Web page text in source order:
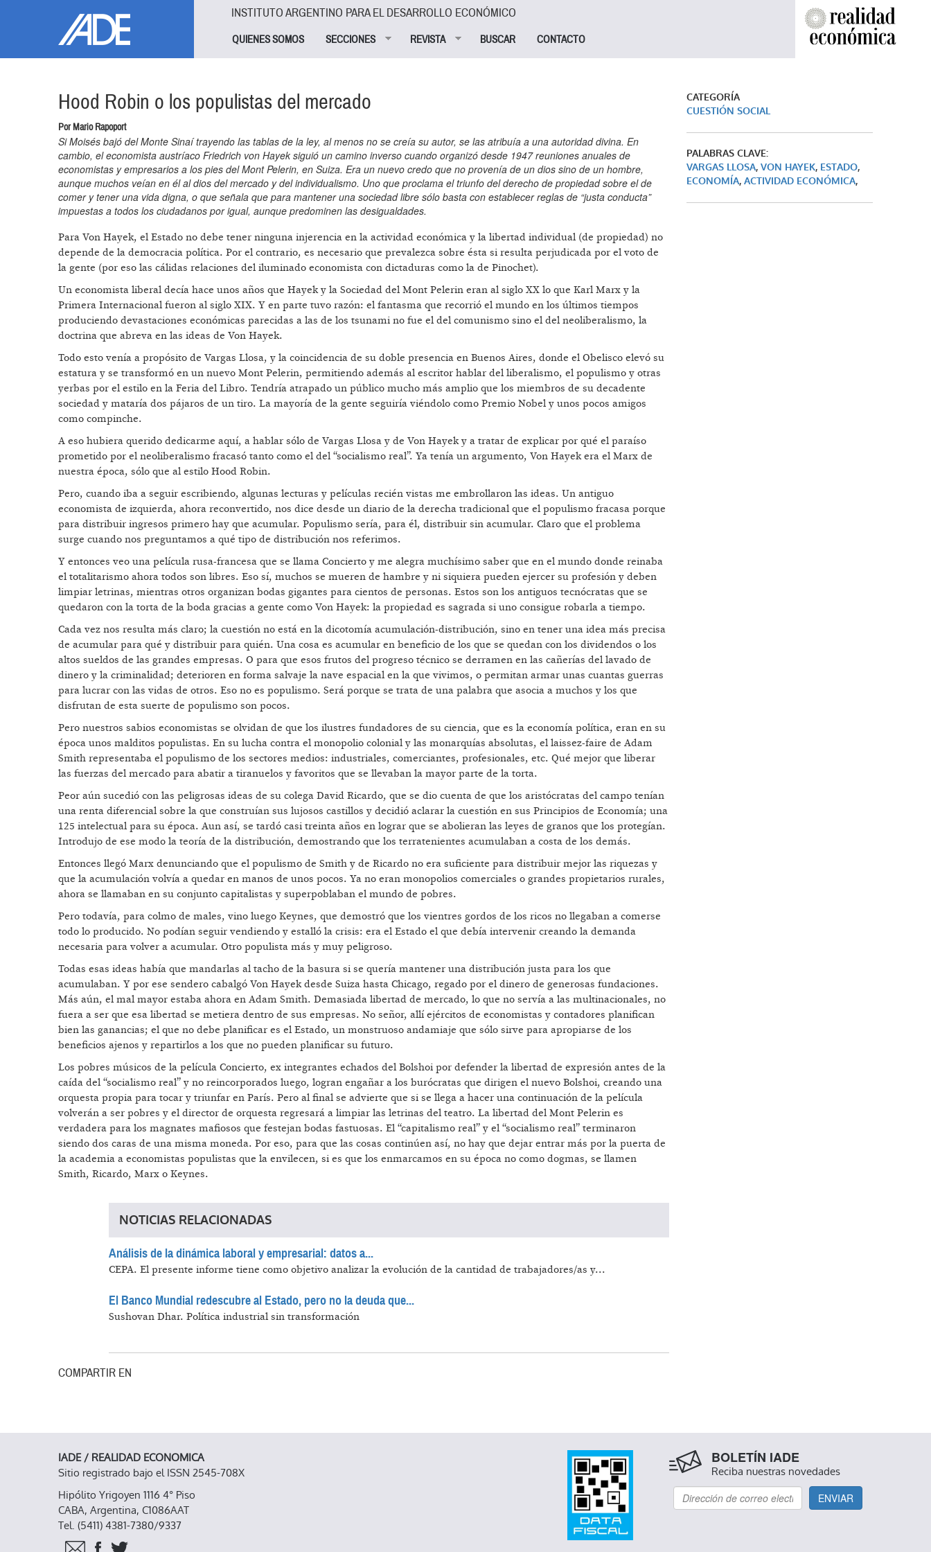
INSTITUTO ARGENTINO PARA EL DESARROLLO ECONÓMICO
QUIENES SOMOS SECCIONES REVISTA BUSCAR CONTACTO
Hood Robin o los populistas del mercado
Por Mario Rapoport
Si Moisés bajó del Monte Sinaí trayendo las tablas de la ley, al menos no se creía su autor, se las atribuía a una autoridad divina. En
cambio, el economista austríaco Friedrich von Hayek siguió un camino inverso cuando organizó desde 1947 reuniones anuales de
economistas y empresarios a los pies del Mont Pelerin, en Suiza. Era un nuevo credo que no provenía de un dios sino de un hombre,
aunque muchos veían en él al dios del mercado y del individualismo. Uno que proclama el triunfo del derecho de propiedad sobre el de
comer y tener una vida digna, o que señala que para mantener una sociedad libre sólo basta con establecer reglas de “justa conducta”
impuestas a todos los ciudadanos por igual, aunque predominen las desigualdades.
Para Von Hayek, el Estado no debe tener ninguna injerencia en la actividad económica y la libertad individual (de propiedad) no
depende de la democracia política. Por el contrario, es necesario que prevalezca sobre ésta si resulta perjudicada por el voto de
la gente (por eso las cálidas relaciones del iluminado economista con dictaduras como la de Pinochet).
Un economista liberal decía hace unos años que Hayek y la Sociedad del Mont Pelerin eran al siglo XX lo que Karl Marx y la
Primera Internacional fueron al siglo XIX. Y en parte tuvo razón: el fantasma que recorrió el mundo en los últimos tiempos
produciendo devastaciones económicas parecidas a las de los tsunami no fue el del comunismo sino el del neoliberalismo, la
doctrina que abreva en las ideas de Von Hayek.
Todo esto venía a propósito de Vargas Llosa, y la coincidencia de su doble presencia en Buenos Aires, donde el Obelisco elevó su
estatura y se transformó en un nuevo Mont Pelerin, permitiendo además al escritor hablar del liberalismo, el populismo y otras
yerbas por el estilo en la Feria del Libro. Tendría atrapado un público mucho más amplio que los miembros de su decadente
sociedad y mataría dos pájaros de un tiro. La mayoría de la gente seguiría viéndolo como Premio Nobel y unos pocos amigos
como compinche.
A eso hubiera querido dedicarme aquí, a hablar sólo de Vargas Llosa y de Von Hayek y a tratar de explicar por qué el paraíso
prometido por el neoliberalismo fracasó tanto como el del “socialismo real”. Ya tenía un argumento, Von Hayek era el Marx de
nuestra época, sólo que al estilo Hood Robin.
Pero, cuando iba a seguir escribiendo, algunas lecturas y películas recién vistas me embrollaron las ideas. Un antiguo
economista de izquierda, ahora reconvertido, nos dice desde un diario de la derecha tradicional que el populismo fracasa porque
para distribuir ingresos primero hay que acumular. Populismo sería, para él, distribuir sin acumular. Claro que el problema
surge cuando nos preguntamos a qué tipo de distribución nos referimos.
Y entonces veo una película rusa-francesa que se llama Concierto y me alegra muchísimo saber que en el mundo donde reinaba
el totalitarismo ahora todos son libres. Eso sí, muchos se mueren de hambre y ni siquiera pueden ejercer su profesión y deben
limpiar letrinas, mientras otros organizan bodas gigantes para cientos de personas. Estos son los antiguos tecnócratas que se
quedaron con la torta de la boda gracias a gente como Von Hayek: la propiedad es sagrada si uno consigue robarla a tiempo.
Cada vez nos resulta más claro; la cuestión no está en la dicotomía acumulación-distribución, sino en tener una idea más precisa
de acumular para qué y distribuir para quién. Una cosa es acumular en beneficio de los que se quedan con los dividendos o los
altos sueldos de las grandes empresas. O para que esos frutos del progreso técnico se derramen en las cañerías del lavado de
dinero y la criminalidad; deterioren en forma salvaje la nave espacial en la que vivimos, o permitan armar unas cuantas guerras
para lucrar con las vidas de otros. Eso no es populismo. Será porque se trata de una palabra que asocia a muchos y los que
disfrutan de esta suerte de populismo son pocos.
Pero nuestros sabios economistas se olvidan de que los ilustres fundadores de su ciencia, que es la economía política, eran en su
época unos malditos populistas. En su lucha contra el monopolio colonial y las monarquías absolutas, el laissez-faire de Adam
Smith representaba el populismo de los sectores medios: industriales, comerciantes, profesionales, etc. Qué mejor que liberar
las fuerzas del mercado para abatir a tiranuelos y favoritos que se llevaban la mayor parte de la torta.
Peor aún sucedió con las peligrosas ideas de su colega David Ricardo, que se dio cuenta de que los aristócratas del campo tenían
una renta diferencial sobre la que construían sus lujosos castillos y decidió aclarar la cuestión en sus Principios de Economía; una
125 intelectual para su época. Aun así, se tardó casi treinta años en lograr que se abolieran las leyes de granos que los protegían.
Introdujo de ese modo la teoría de la distribución, demostrando que los terratenientes acumulaban a costa de los demás.
Entonces llegó Marx denunciando que el populismo de Smith y de Ricardo no era suficiente para distribuir mejor las riquezas y
que la acumulación volvía a quedar en manos de unos pocos. Ya no eran monopolios comerciales o grandes propietarios rurales,
ahora se llamaban en su conjunto capitalistas y superpoblaban el mundo de pobres.
Pero todavía, para colmo de males, vino luego Keynes, que demostró que los vientres gordos de los ricos no llegaban a comerse
todo lo producido. No podían seguir vendiendo y estalló la crisis: era el Estado el que debía intervenir creando la demanda
necesaria para volver a acumular. Otro populista más y muy peligroso.
Todas esas ideas había que mandarlas al tacho de la basura si se quería mantener una distribución justa para los que
acumulaban. Y por ese sendero cabalgó Von Hayek desde Suiza hasta Chicago, regado por el dinero de generosas fundaciones.
Más aún, el mal mayor estaba ahora en Adam Smith. Demasiada libertad de mercado, lo que no servía a las multinacionales, no
fuera a ser que esa libertad se metiera dentro de sus empresas. No señor, allí ejércitos de economistas y contadores planifican
bien las ganancias; el que no debe planificar es el Estado, un monstruoso andamiaje que sólo sirve para apropiarse de los
beneficios ajenos y repartirlos a los que no pueden planificar su futuro.
Los pobres músicos de la película Concierto, ex integrantes echados del Bolshoi por defender la libertad de expresión antes de la
caída del “socialismo real” y no reincorporados luego, logran engañar a los burócratas que dirigen el nuevo Bolshoi, creando una
orquesta propia para tocar y triunfar en París. Pero al final se advierte que si se llega a hacer una continuación de la película
volverán a ser pobres y el director de orquesta regresará a limpiar las letrinas del teatro. La libertad del Mont Pelerin es
verdadera para los magnates mafiosos que festejan bodas fastuosas. El “capitalismo real” y el “socialismo real” terminaron
siendo dos caras de una misma moneda. Por eso, para que las cosas continúen así, no hay que dejar entrar más por la puerta de
la academia a economistas populistas que la envilecen, si es que los enmarcamos en su época no como dogmas, se llamen
Smith, Ricardo, Marx o Keynes.
NOTICIAS RELACIONADAS
Análisis de la dinámica laboral y empresarial: datos a...
CEPA. El presente informe tiene como objetivo analizar la evolución de la cantidad de trabajadores/as y...
El Banco Mundial redescubre al Estado, pero no la deuda que...
Sushovan Dhar. Política industrial sin transformación
COMPARTIR EN
CATEGORÍA
CUESTIÓN SOCIAL
PALABRAS CLAVE:
VARGAS LLOSA, VON HAYEK, ESTADO,
ECONOMÍA, ACTIVIDAD ECONÓMICA,
IADE / REALIDAD ECONOMICA
Sitio registrado bajo el ISSN 2545-708X
Hipólito Yrigoyen 1116 4° Piso
CABA, Argentina, C1086AAT
Tel. (5411) 4381-7380/9337
BOLETÍN IADE
Reciba nuestras novedades
ENVIAR